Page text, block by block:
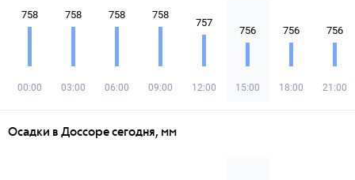
758
00:00
758
03:00
758
06:00
758
09:00
757
12:00
756
15:00
756
18:00
756
21:00
Осадки в Доссоре сегодня, мм